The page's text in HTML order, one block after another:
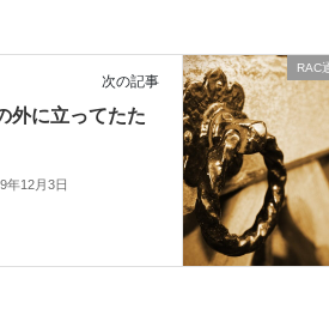
RAC
次の記事
外に立ってたた
年12月3日